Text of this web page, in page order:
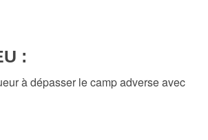
:
à dépasser le camp adverse avec